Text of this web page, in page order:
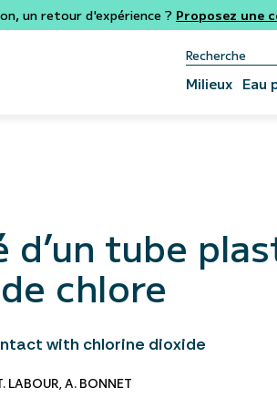
un retour d'expérience ? Proposez une
Milieux Eau
tube
chlore
with chlorine dioxide
LABOUR,A. BONNET